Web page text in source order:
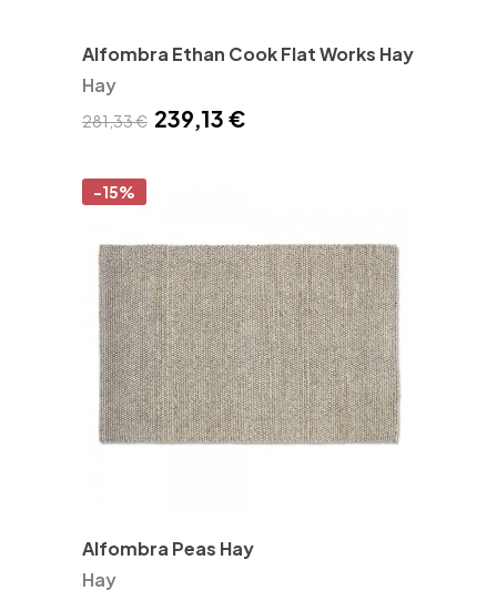
Alfombra Ethan Cook Flat Works Hay
Hay
281,33 € 239,13 €
-15%
Alfombra Peas Hay
Hay